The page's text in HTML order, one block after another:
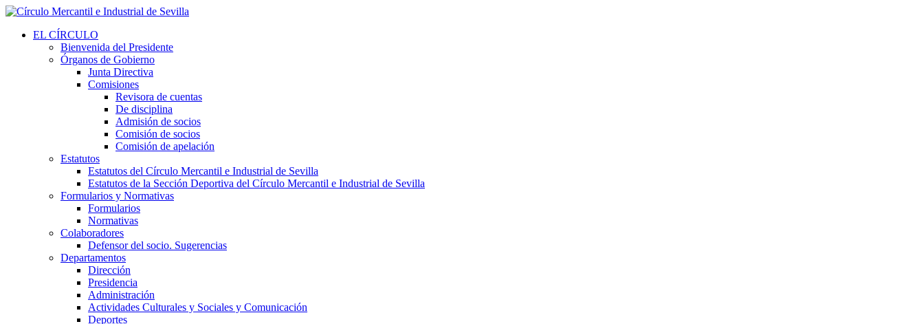
EL CÍRCULO
Bienvenida del Presidente
Órganos de Gobierno
Junta Directiva
Comisiones
Revisora de cuentas
De disciplina
Admisión de socios
Comisión de socios
Comisión de apelación
Estatutos
Estatutos del Círculo Mercantil e Industrial de Sevilla
Estatutos de la Sección Deportiva del Círculo Mercantil e Industrial de Sevilla
Formularios y Normativas
Formularios
Normativas
Colaboradores
Defensor del socio. Sugerencias
Departamentos
Dirección
Presidencia
Administración
Actividades Culturales y Sociales y Comunicación
Deportes